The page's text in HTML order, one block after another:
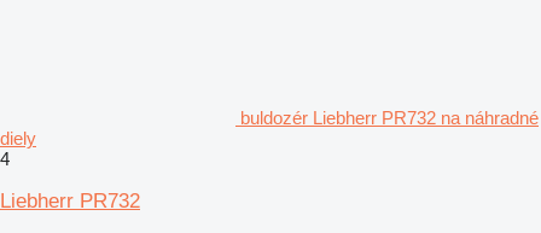
buldozér Liebherr PR732 na náhradné
diely
4
Liebherr PR732